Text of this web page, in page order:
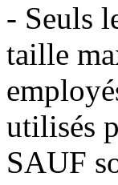
- Seuls
taille
utilisés
SAUF